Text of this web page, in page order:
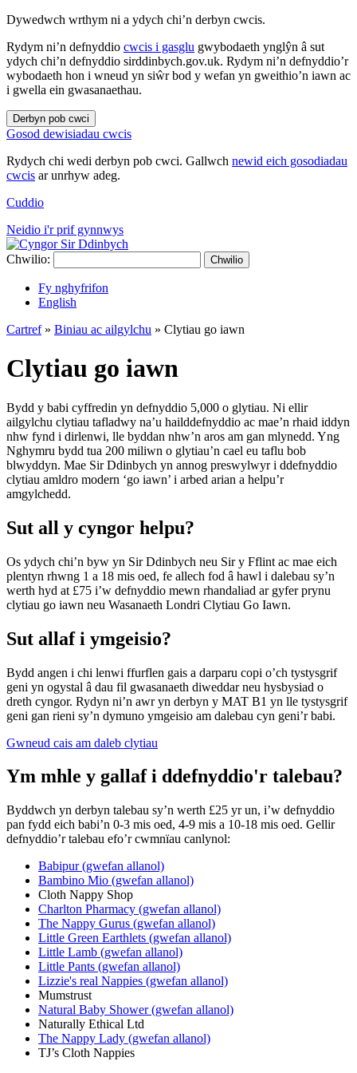
Dywedwch wrthym ni a ydych chi’n derbyn cwcis.
Rydym ni’n defnyddio cwcis i gasglu gwybodaeth ynglŷn â sut
ydych chi’n defnyddio sirddinbych.gov.uk. Rydym ni’n defnyddio’r
wybodaeth hon i wneud yn siŵr bod y wefan yn gweithio’n iawn ac
i gwella ein gwasanaethau.
Derbyn pob cwci
Gosod dewisiadau cwcis
Rydych chi wedi derbyn pob cwci. Gallwch newid eich gosodiadau
cwcis ar unrhyw adeg.
Cuddio
Neidio i'r prif gynnwys
Chwilio: Chwilio
Fy nghyfrifon
English
Cartref» Biniau ac ailgylchu » Clytiau go iawn
Clytiau go iawn
Bydd y babi cyffredin yn defnyddio 5,000 o glytiau. Ni ellir
ailgylchu clytiau tafladwy na’u hailddefnyddio ac mae’n rhaid iddyn
nhw fynd i dirlenwi, lle byddan nhw’n aros am gan mlynedd. Yng
Nghymru bydd tua 200 miliwn o glytiau’n cael eu taflu bob
blwyddyn. Mae Sir Ddinbych yn annog preswylwyr i ddefnyddio
clytiau amldro modern ‘go iawn’ i arbed arian a helpu’r
amgylchedd.
Sut all y cyngor helpu?
Os ydych chi’n byw yn Sir Ddinbych neu Sir y Fflint ac mae eich
plentyn rhwng 1 a 18 mis oed, fe allech fod â hawl i dalebau sy’n
werth hyd at £75 i’w defnyddio mewn rhandaliad ar gyfer prynu
clytiau go iawn neu Wasanaeth Londri Clytiau Go Iawn.
Sut allaf i ymgeisio?
Bydd angen i chi lenwi ffurflen gais a darparu copi o’ch tystysgrif
geni yn ogystal â dau fil gwasanaeth diweddar neu hysbysiad o
dreth cyngor. Rydyn ni’n awr yn derbyn y MAT B1 yn lle tystysgrif
geni gan rieni sy’n dymuno ymgeisio am dalebau cyn geni’r babi.
Gwneud cais am daleb clytiau
Ym mhle y gallaf i ddefnyddio'r talebau?
Byddwch yn derbyn talebau sy’n werth £25 yr un, i’w defnyddio
pan fydd eich babi’n 0-3 mis oed, 4-9 mis a 10-18 mis oed. Gellir
defnyddio’r talebau efo’r cwmnïau canlynol:
Babipur (gwefan allanol)
Bambino Mio (gwefan allanol)
Cloth Nappy Shop
Charlton Pharmacy (gwefan allanol)
The Nappy Gurus (gwefan allanol)
Little Green Earthlets (gwefan allanol)
Little Lamb (gwefan allanol)
Little Pants (gwefan allanol)
Lizzie's real Nappies (gwefan allanol)
Mumstrust
Natural Baby Shower (gwefan allanol)
Naturally Ethical Ltd
The Nappy Lady (gwefan allanol)
TJ’s Cloth Nappies